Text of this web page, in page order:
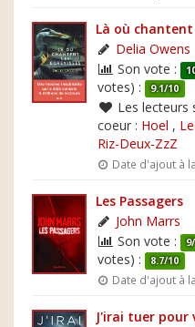
Là où chantent
Delia Owens
Son vote :
votes) :
9.1/10
Les lecteurs
coeur : Hoel ,
Riz-Deux-ZzZ
Date d'ajout à
Les Passagers
John Marrs
Son vote :
votes) :
8.7/10
Date d'ajout à
J'irai tuer pour